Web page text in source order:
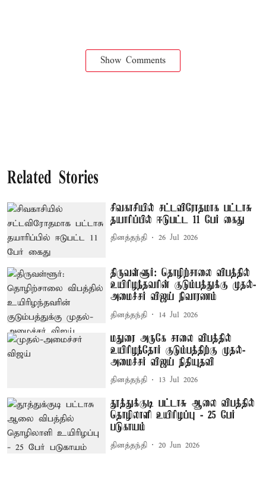
Show Comments
Related Stories
சிவகாசியில் சட்டவிரோதமாக பட்டாசு
தயாரிப்பில் ஈடுபட்ட 11 பேர் கைது
தினத்தந்தி 26 Jul 2026
திருவள்ளூர்: தொழிற்சாலை விபத்தில்
உயிரிழந்தவரின் குடும்பத்துக்கு முதல்-
அமைச்சர் விஜய் நிவாரணம்
தினத்தந்தி 14 Jul 2026
மதுரை அருகே சாலை விபத்தில்
உயிரிழந்தோர் குடும்பத்திற்கு முதல்-
அமைச்சர் விஜய் நிதியுதவி
தினத்தந்தி 13 Jul 2026
தூத்துக்குடி பட்டாசு ஆலை விபத்தில்
தொழிலாளி உயிரிழப்பு - 25 பேர்
படுகாயம்
தினத்தந்தி 20 Jun 2026